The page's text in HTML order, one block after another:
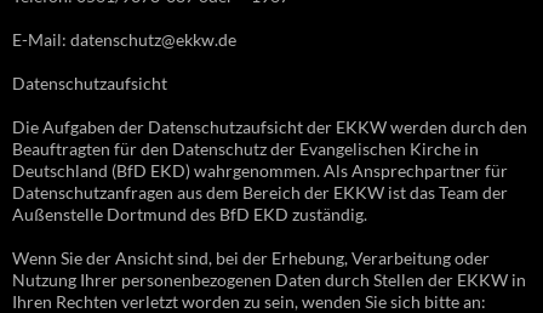
E-Mail: datenschutz@ekkw.de
Datenschutzaufsicht
Die Aufgaben der Datenschutzaufsicht der EKKW werden durch den
Beauftragten für den Datenschutz der Evangelischen Kirche in
Deutschland (BfD EKD) wahrgenommen. Als Ansprechpartner für
Datenschutzanfragen aus dem Bereich der EKKW ist das Team der
Außenstelle Dortmund des BfD EKD zuständig.
Wenn Sie der Ansicht sind, bei der Erhebung, Verarbeitung oder
Nutzung Ihrer personenbezogenen Daten durch Stellen der EKKW in
Ihren Rechten verletzt worden zu sein, wenden Sie sich bitte an: